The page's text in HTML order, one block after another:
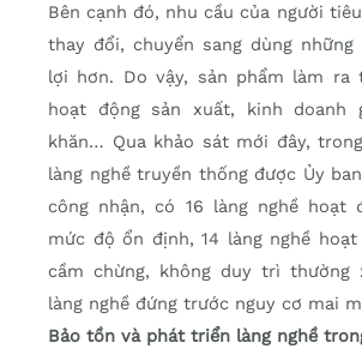
Bên cạnh đó, nhu cầu của người
thay đổi, chuyển sang dùng
lợi hơn. Do vậy, sản phẩm làm ra
hoạt động sản xuất, kinh doanh
khăn… Qua khảo sát mới đây,
làng nghề truyền thống được Ủy
công nhận, có 16 làng nghề hoạt
mức độ ổn định, 14 làng nghề
cầm chừng, không duy trì thường
làng nghề đứng trước nguy cơ mai
Bảo tồn và phát triển làng nghề